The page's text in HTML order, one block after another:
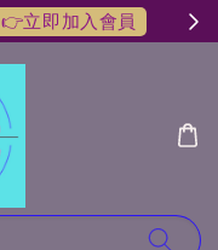
👉立即加入會員